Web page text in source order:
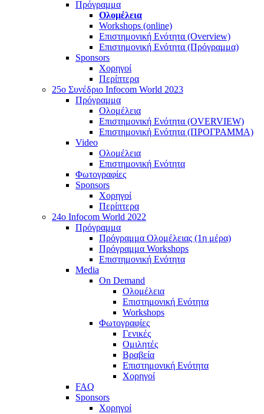
Πρόγραμμα
Ολομέλεια
Workshops (online)
Επιστημονική Ενότητα (Overview)
Επιστημονική Ενότητα (Πρόγραμμα)
Sponsors
Χορηγοί
Περίπτερα
25o Συνέδριο Infocom World 2023
Πρόγραμμα
Ολομέλεια
Επιστημονική Ενότητα (OVERVIEW)
Επιστημονική Ενότητα (ΠΡΟΓΡΑΜΜΑ)
Video
Ολομέλεια
Επιστημονική Ενότητα
Φωτογραφίες
Sponsors
Χορηγοί
Περίπτερα
24o Infocom World 2022
Πρόγραμμα
Πρόγραμμα Ολομέλειας (1η μέρα)
Πρόγραμμα Workshops
Επιστημονική Ενότητα
Media
On Demand
Ολομέλεια
Επιστημονική Ενότητα
Workshops
Φωτογραφίες
Γενικές
Ομιλητές
Βραβεία
Επιστημονική Ενότητα
Χορηγοί
FAQ
Sponsors
Χορηγοί